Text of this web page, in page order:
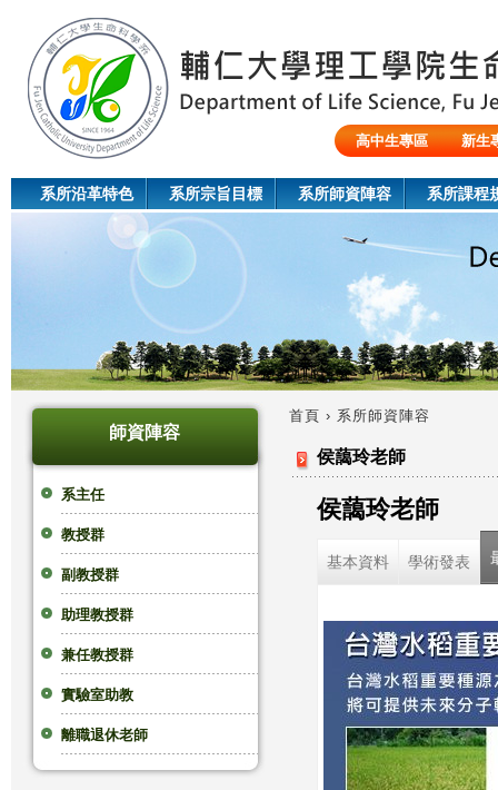
高中生專區
新生
系所沿革特色 系所宗旨目標 系所師資陣容 系所課程
師資陣容
系主任
教授群
副教授群
助理教授群
兼任教授群
實驗室助教
離職退休老師
您
首頁 › 系所師資陣容
侯藹玲老師
侯藹玲老師
基本資料 學術發表